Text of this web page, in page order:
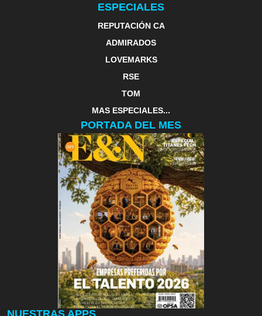
ESPECIALES
REPUTACIÓN CA
ADMIRADOS
LOVEMARKS
RSE
TOM
MAS ESPECIALES...
PORTADA DEL MES
NUESTRAS APPS